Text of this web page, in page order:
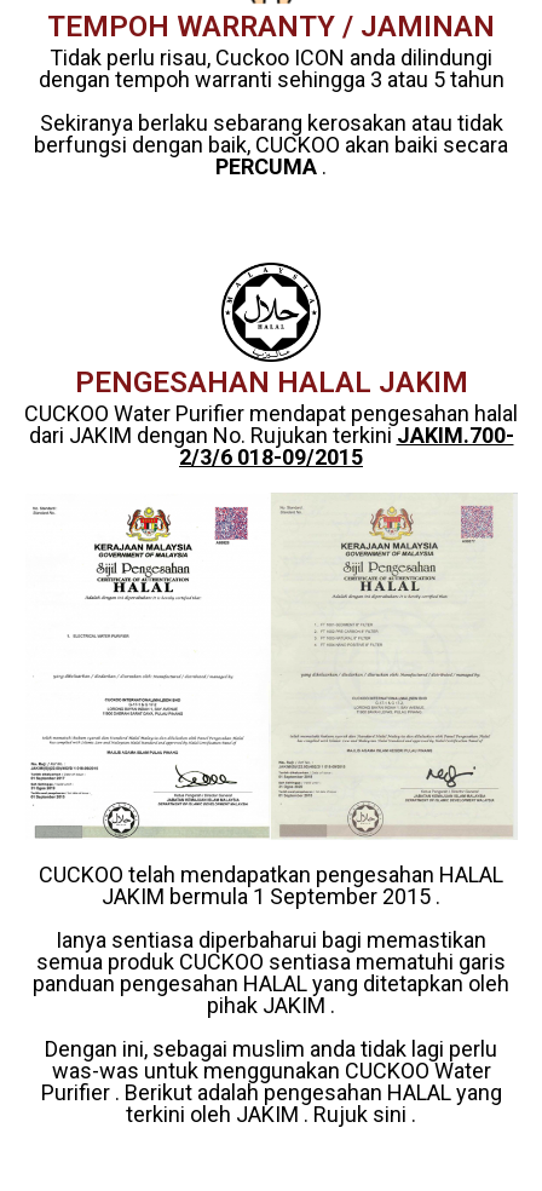
TEMPOH WARRANTY / JAMINAN
Tidak perlu risau, Cuckoo ICON anda dilindungi
dengan tempoh warranti sehingga 3 atau 5 tahun
Sekiranya berlaku sebarang kerosakan atau tidak
berfungsi dengan baik, CUCKOO akan baiki secara
PERCUMA .
PENGESAHAN HALAL JAKIM
CUCKOO Water Purifier mendapat pengesahan halal
dari JAKIM dengan No. Rujukan terkini JAKIM.700-
2/3/6 018-09/2015
CUCKOO telah mendapatkan pengesahan HALAL
JAKIM bermula 1 September 2015 .
Ianya sentiasa diperbaharui bagi memastikan
semua produk CUCKOO sentiasa mematuhi garis
panduan pengesahan HALAL yang ditetapkan oleh
pihak JAKIM .
Dengan ini, sebagai muslim anda tidak lagi perlu
was-was untuk menggunakan CUCKOO Water
Purifier . Berikut adalah pengesahan HALAL yang
terkini oleh JAKIM . Rujuk sini .